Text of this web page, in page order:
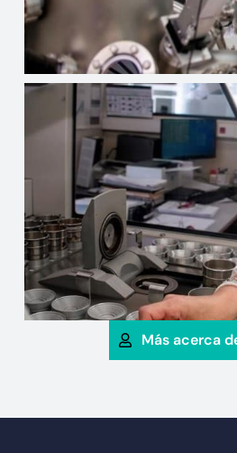
Más acerca